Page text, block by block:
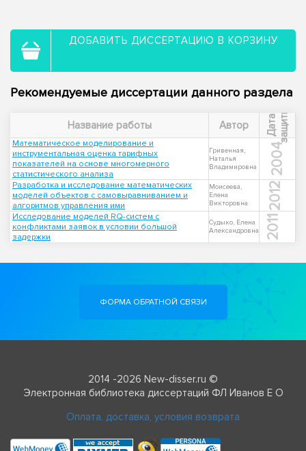
ДОБАВИТЬ ДИССЕРТАЦИЮ В КОРЗИНУ
Рекомендуемые диссертации данного раздела
Название работы Автор Д
а
т
а
з
а
щ
и
т ы
Математическое моделирование и
инструментальная оценка тарифных
показателей на основе многомерного
статистического анализа
Гривенная,
Наталья
Владимировна
2004
Разработка и исследование математических
моделей объектов с самовыравниванием и
алгоритмов управления ими
Моисеева,
Елена
Викторовна
2012
Исследование моделей RQ-систем с
конфликтами заявок в условии большой
задержки
Судыко, Елена
Александровна
2011
ФОРМА ОБРАТНОЙ СВЯЗИ
2014 -2026 New-disser.ru ©
Электронная библиотека диссертаций ФЛ Иванов Е О
Оплата, доставка, условия возврата